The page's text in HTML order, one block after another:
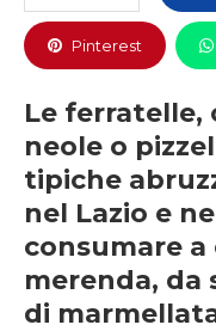
Pinterest
Le ferratelle,
neole o
tipiche
nel Lazio e
consumare a
merenda, da
di